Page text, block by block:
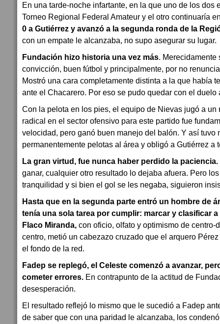
En una tarde-noche infartante, en la que uno de los dos
Torneo Regional Federal Amateur y el otro continuaría
0 a Gutiérrez y avanzó a la segunda ronda de la
con un empate le alcanzaba, no supo asegurar su lugar.
Fundación hizo historia una vez más. Merecidamente
convicción, buen fútbol y principalmente, por no
Mostró una cara completamente distinta a la que había
ante el Chacarero. Por eso se pudo quedar con el duelo
Con la pelota en los pies, el equipo de Nievas jugó a un
radical en el sector ofensivo para este partido fue
velocidad, pero ganó buen manejo del balón. Y así tuvo
permanentemente pelotas al área y obligó a Gutiérrez a
La gran virtud, fue nunca haber perdido la paciencia.
ganar, cualquier otro resultado lo dejaba afuera. Pero
tranquilidad y si bien el gol se les negaba, siguieron
Hasta que en la segunda parte entró un hombre de
tenía una sola tarea por cumplir: marcar y clasificar
Flaco Miranda, con oficio, olfato y optimismo de centro-
centro, metió un cabezazo cruzado que el arquero
el fondo de la red.
Fadep se replegó, el Celeste comenzó a avanzar,
cometer errores. En contrapunto de la actitud de
desesperación.
El resultado reflejó lo mismo que le sucedió a Fadep
de saber que con una paridad le alcanzaba, los